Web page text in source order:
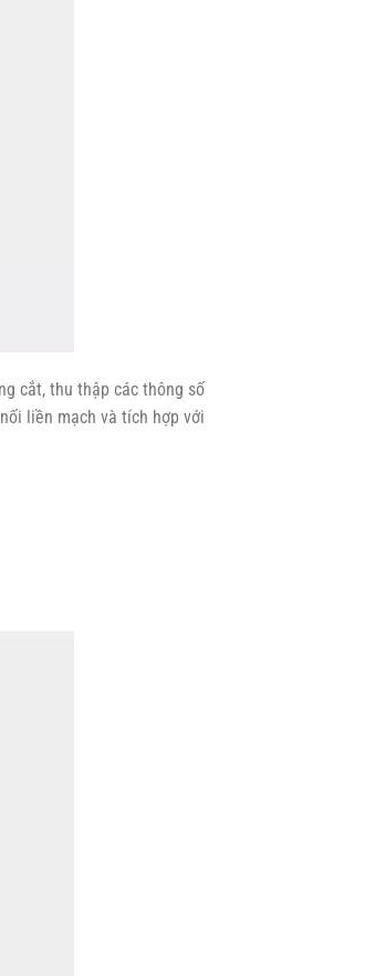
cắt, thu thập các thông số
liền mạch và tích hợp với